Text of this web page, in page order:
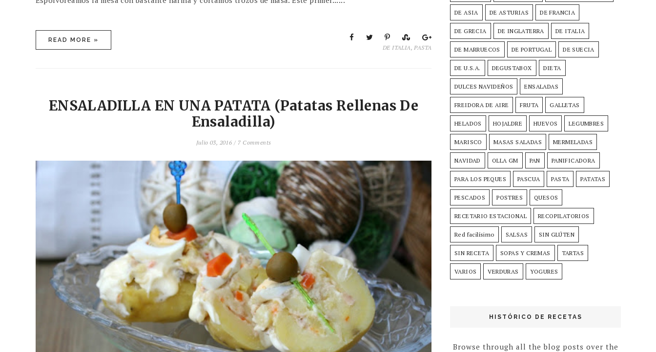
READ MORE »
DE ITALIA,PASTA
ENSALADILLA EN UNA PATATA (Patatas Rellenas De
Ensaladilla)
Julio 03, 2016 / 7 Comments
DE ASIA DE ASTURIAS DE FRANCIA
DE GRECIA DE INGLATERRA DE ITALIA
DE MARRUECOS DE PORTUGAL DE SUECIA
DE U.S.A. DEGUSTABOX DIETA
DULCES NAVIDEÑOS ENSALADAS
FREIDORA DE AIRE FRUTA GALLETAS
HELADOS HOJALDRE HUEVOS LEGUMBRES
MARISCO MASAS SALADAS MERMELADAS
NAVIDAD OLLA GM PAN PANIFICADORA
PARA LOS PEQUES PASCUA PASTA PATATAS
PESCADOS POSTRES QUESOS
RECETARIO ESTACIONAL RECOPILATORIOS
Red facilísimo SALSAS SIN GLÚTEN
SIN RECETA SOPAS Y CREMAS TARTAS
VARIOS VERDURAS YOGURES
HISTÓRICO DE RECETAS
Browse through all the blog posts over the